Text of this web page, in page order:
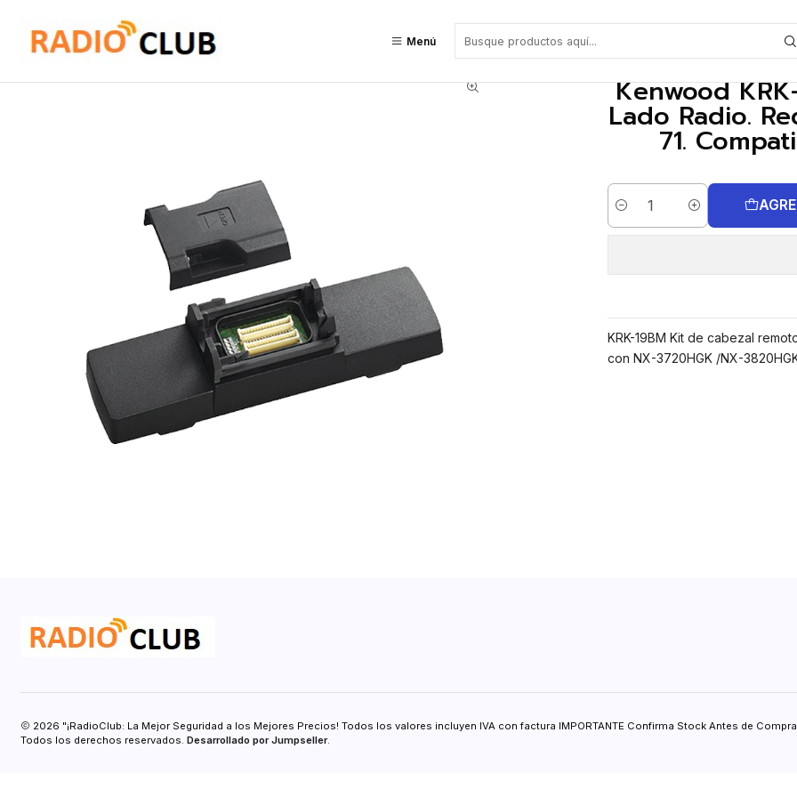
Menú
Accesorios Equipos Móviles
Kenwood
Lado Radio.
71.
Cantidad
KRK-19BM Kit de cabezal
con NX-3720HGK /NX-
2026 "¡RadioClub: La Mejor Seguridad a los Mejores Precios! Todos los valores incluyen IVA con factura IMPORTANTE Confirma Stock Antes de
Todos los derechos reservados. Desarrollado por Jumpseller.